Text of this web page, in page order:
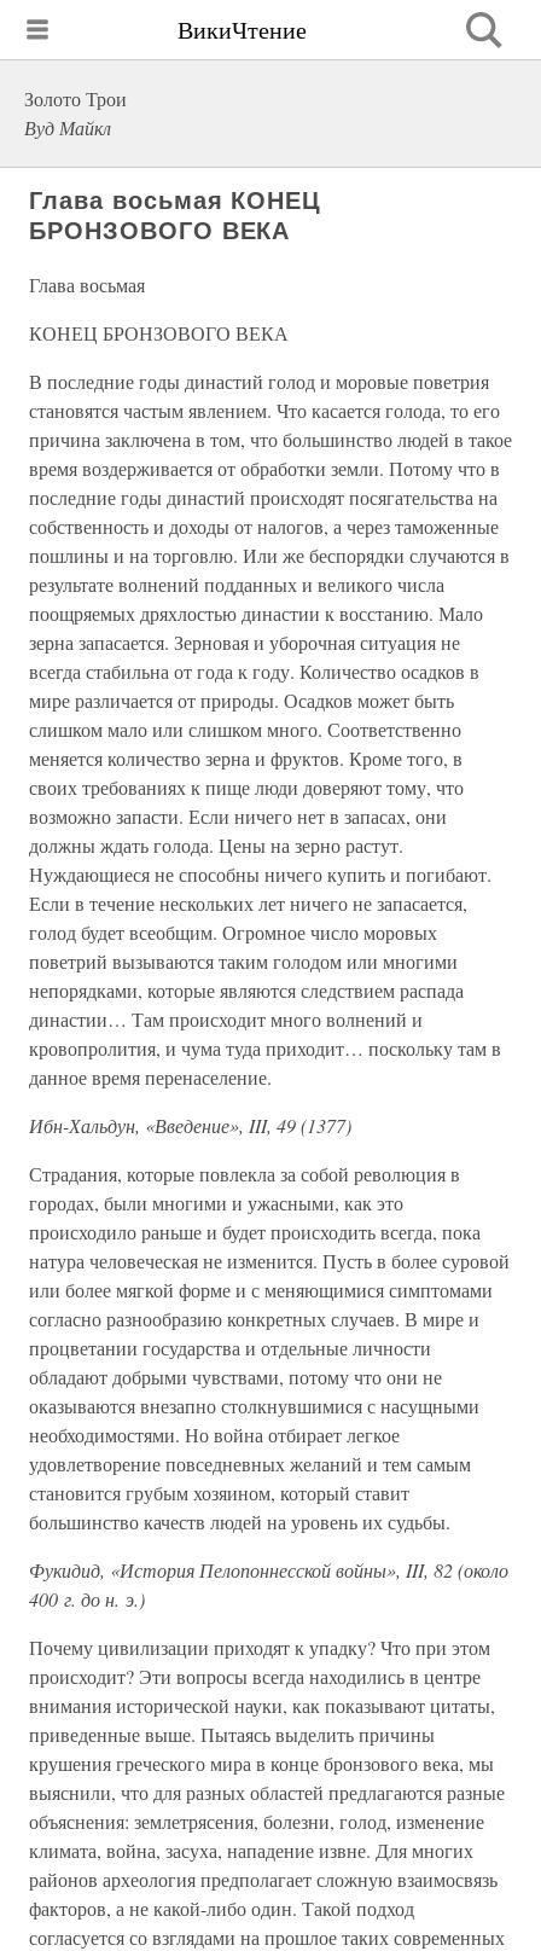
ВикиЧтение
Золото Трои
Вуд Майкл
Глава восьмая КОНЕЦ
БРОНЗОВОГО ВЕКА
Глава восьмая
КОНЕЦ БРОНЗОВОГО ВЕКА
В последние годы династий голод и моровые поветрия
становятся частым явлением. Что касается голода, то его
причина заключена в том, что большинство людей в такое
время воздерживается от обработки земли. Потому что в
последние годы династий происходят посягательства на
собственность и доходы от налогов, а через таможенные
пошлины и на торговлю. Или же беспорядки случаются в
результате волнений подданных и великого числа
поощряемых дряхлостью династии к восстанию. Мало
зерна запасается. Зерновая и уборочная ситуация не
всегда стабильна от года к году. Количество осадков в
мире различается от природы. Осадков может быть
слишком мало или слишком много. Соответственно
меняется количество зерна и фруктов. Кроме того, в
своих требованиях к пище люди доверяют тому, что
возможно запасти. Если ничего нет в запасах, они
должны ждать голода. Цены на зерно растут.
Нуждающиеся не способны ничего купить и погибают.
Если в течение нескольких лет ничего не запасается,
голод будет всеобщим. Огромное число моровых
поветрий вызываются таким голодом или многими
непорядками, которые являются следствием распада
династии… Там происходит много волнений и
кровопролития, и чума туда приходит… поскольку там в
данное время перенаселение.
Ибн-Хальдун, «Введение», III, 49 (1377)
Страдания, которые повлекла за собой революция в
городах, были многими и ужасными, как это
происходило раньше и будет происходить всегда, пока
натура человеческая не изменится. Пусть в более суровой
или более мягкой форме и с меняющимися симптомами
согласно разнообразию конкретных случаев. В мире и
процветании государства и отдельные личности
обладают добрыми чувствами, потому что они не
оказываются внезапно столкнувшимися с насущными
необходимостями. Но война отбирает легкое
удовлетворение повседневных желаний и тем самым
становится грубым хозяином, который ставит
большинство качеств людей на уровень их судьбы.
Фукидид, «История Пелопоннесской войны», III, 82 (около
400 г. до н. э.)
Почему цивилизации приходят к упадку? Что при этом
происходит? Эти вопросы всегда находились в центре
внимания исторической науки, как показывают цитаты,
приведенные выше. Пытаясь выделить причины
крушения греческого мира в конце бронзового века, мы
выяснили, что для разных областей предлагаются разные
объяснения: землетрясения, болезни, голод, изменение
климата, война, засуха, нападение извне. Для многих
районов археология предполагает сложную взаимосвязь
факторов, а не какой-либо один. Такой подход
согласуется со взглядами на прошлое таких современных